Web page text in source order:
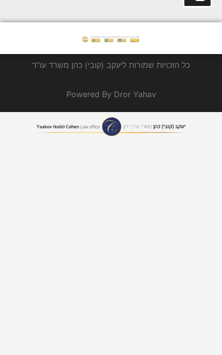
כל הזכויות שמורות ליעקב (קובי) כהן משרד עו"ד
Powered By Dror Yahav